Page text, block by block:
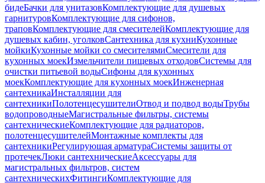
бидеБачки для унитазовКомплектующие для душевых
гарнитуровКомплектующие для сифонов,
траповКомплектующие для смесителейКомплектующие для
душевых кабин, уголковСантехника для кухниКухонные
мойкиКухонные мойки со смесителямиСмесители для
кухонных моекИзмельчители пищевых отходовСистемы для
очистки питьевой водыСифоны для кухонных
моекКомплектующие для кухонных моекИнженерная
сантехникаИнсталляции для
сантехникиПолотенцесушителиОтвод и подвод водыТрубы
водопроводныеМагистральные фильтры, системы
сантехническиеКомплектующие для радиаторов,
полотенцесушителейМонтажные комплекты для
сантехникиРегулирующая арматураСистемы защиты от
протечекЛюки сантехническиеАксессуары для
магистральных фильтров, систем
сантехническихФитингиКомплектующие для